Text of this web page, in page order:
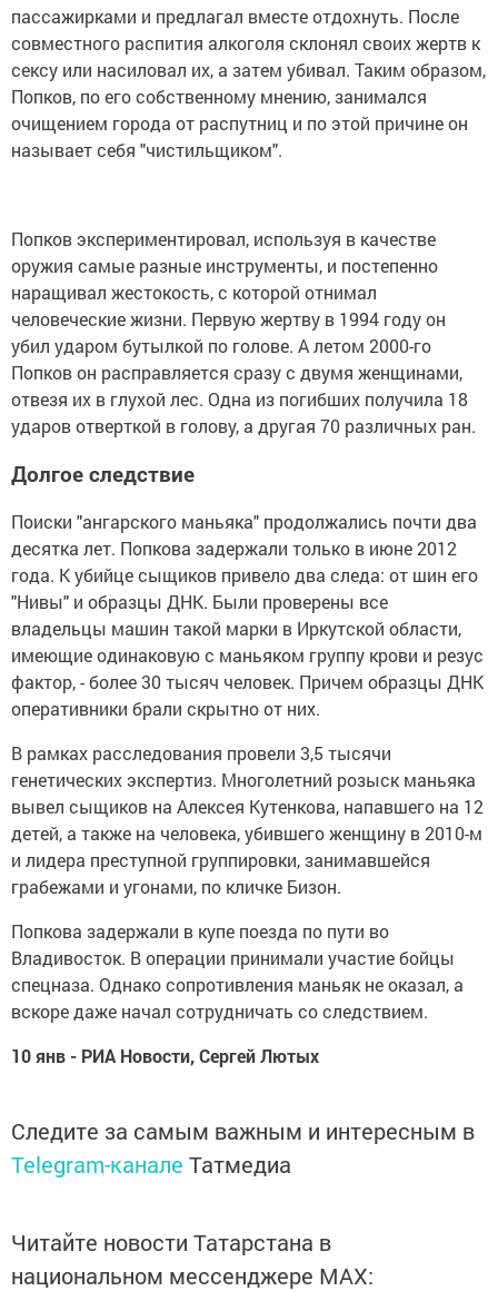
пассажирками и предлагал вместе отдохнуть. После
совместного распития алкоголя склонял своих жертв к
сексу или насиловал их, а затем убивал. Таким образом,
Попков, по его собственному мнению, занимался
очищением города от распутниц и по этой причине он
называет себя "чистильщиком".
Попков экспериментировал, используя в качестве
оружия самые разные инструменты, и постепенно
наращивал жестокость, с которой отнимал
человеческие жизни. Первую жертву в 1994 году он
убил ударом бутылкой по голове. А летом 2000-го
Попков он расправляется сразу с двумя женщинами,
отвезя их в глухой лес. Одна из погибших получила 18
ударов отверткой в голову, а другая 70 различных ран.
Долгое следствие
Поиски "ангарского маньяка" продолжались почти два
десятка лет. Попкова задержали только в июне 2012
года. К убийце сыщиков привело два следа: от шин его
"Нивы" и образцы ДНК. Были проверены все
владельцы машин такой марки в Иркутской области,
имеющие одинаковую с маньяком группу крови и резус
фактор, - более 30 тысяч человек. Причем образцы ДНК
оперативники брали скрытно от них.
В рамках расследования провели 3,5 тысячи
генетических экспертиз. Многолетний розыск маньяка
вывел сыщиков на Алексея Кутенкова, напавшего на 12
детей, а также на человека, убившего женщину в 2010-м
и лидера преступной группировки, занимавшейся
грабежами и угонами, по кличке Бизон.
Попкова задержали в купе поезда по пути во
Владивосток. В операции принимали участие бойцы
спецназа. Однако сопротивления маньяк не оказал, а
вскоре даже начал сотрудничать со следствием.
10 янв - РИА Новости, Сергей Лютых
Следите за самым важным и интересным в
Telegram-канале Татмедиа
Читайте новости Татарстана в
национальном мессенджере MАХ: